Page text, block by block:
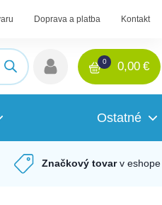
Doprava a platba Kontakt
0 0,00 €
Ostatné
Značkový tovar v eshope